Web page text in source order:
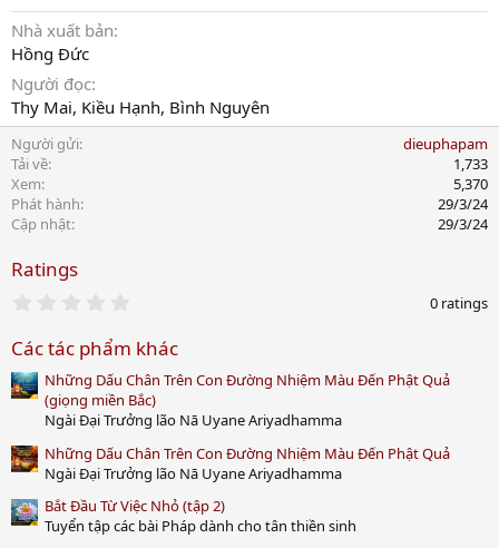
Nhà xuất bản
Hồng Đức
Người đọc
Thy Mai, Kiều Hạnh, Bình Nguyên
Người gửi
dieuphapam
Tải về
1,733
Xem
5,370
Phát hành
29/3/24
Cập nhật
29/3/24
Ratings
0
t
a
r
(
s
)
0 ratings
Các tác phẩm khác
Những Dấu Chân Trên Con Đường Nhiệm Màu Đến Phật Quả
(giọng miền Bắc)
Ngài Đại Trưởng lão Nā Uyane Ariyadhamma
Những Dấu Chân Trên Con Đường Nhiệm Màu Đến Phật Quả
Ngài Đại Trưởng lão Nā Uyane Ariyadhamma
Bắt Đầu Từ Việc Nhỏ (tập 2)
Tuyển tập các bài Pháp dành cho tân thiền sinh